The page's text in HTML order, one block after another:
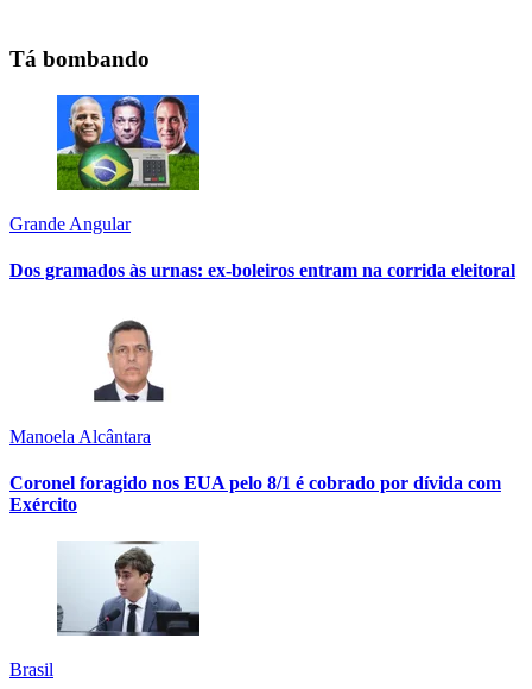
Tá bombando
Grande Angular
Dos gramados às urnas: ex-boleiros entram na corrida eleitoral
Manoela Alcântara
Coronel foragido nos EUA pelo 8/1 é cobrado por dívida com
Exército
Brasil